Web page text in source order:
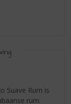
Suave Rum is
rum.